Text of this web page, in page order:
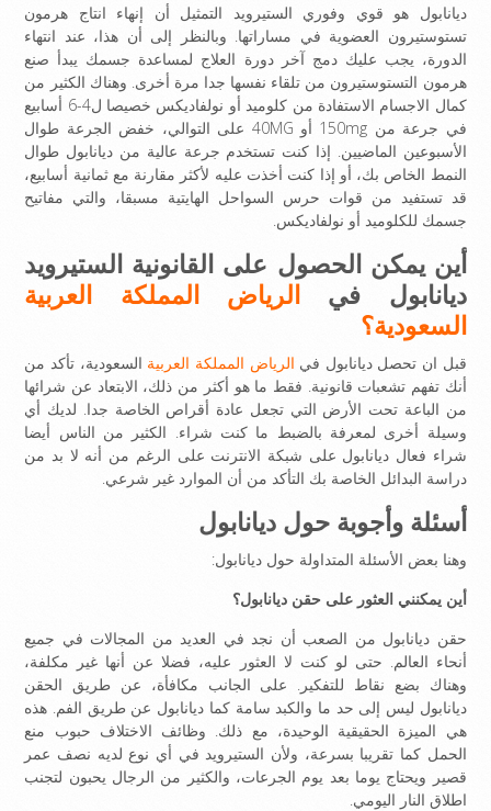
ديانابول هو قوي وفوري الستيرويد التمثيل أن إنهاء انتاج هرمون
تستوستيرون العضوية في مساراتها. وبالنظر إلى أن هذا، عند انتهاء
الدورة، يجب عليك دمج آخر دورة العلاج لمساعدة جسمك يبدأ صنع
هرمون التستوستيرون من تلقاء نفسها جدا مرة أخرى. وهناك الكثير من
كمال الاجسام الاستفادة من كلوميد أو نولفاديكس خصيصا ل4-6 أسابيع
في جرعة من 150mg أو 40MG على التوالي، خفض الجرعة طوال
الأسبوعين الماضيين. إذا كنت تستخدم جرعة عالية من ديانابول طوال
النمط الخاص بك، أو إذا كنت أخذت عليه لأكثر مقارنة مع ثمانية أسابيع،
قد تستفيد من قوات حرس السواحل الهايتية مسبقا، والتي مفاتيح
جسمك للكلوميد أو نولفاديكس.
أين يمكن الحصول على القانونية الستيرويد
ديانابول في الرياض المملكة العربية
السعودية؟
قبل ان تحصل ديانابول في الرياض المملكة العربية السعودية، تأكد من
أنك تفهم تشعبات قانونية. فقط ما هو أكثر من ذلك، الابتعاد عن شرائها
من الباعة تحت الأرض التي تجعل عادة أقراص الخاصة جدا. لديك أي
وسيلة أخرى لمعرفة بالضبط ما كنت شراء. الكثير من الناس أيضا
شراء فعال ديانابول على شبكة الانترنت على الرغم من أنه لا بد من
دراسة البدائل الخاصة بك التأكد من أن الموارد غير شرعي.
أسئلة وأجوبة حول ديانابول
وهنا بعض الأسئلة المتداولة حول ديانابول:
أين يمكنني العثور على حقن ديانابول؟
حقن ديانابول من الصعب أن نجد في العديد من المجالات في جميع
أنحاء العالم. حتى لو كنت لا العثور عليه، فضلا عن أنها غير مكلفة،
وهناك بضع نقاط للتفكير. على الجانب مكافأة، عن طريق الحقن
ديانابول ليس إلى حد ما والكبد سامة كما ديانابول عن طريق الفم. هذه
هي الميزة الحقيقية الوحيدة، مع ذلك. وظائف الاختلاف حبوب منع
الحمل كما تقريبا بسرعة، ولأن الستيرويد في أي نوع لديه نصف عمر
قصير ويحتاج يوما بعد يوم الجرعات، والكثير من الرجال يحبون لتجنب
اطلاق النار اليومي.